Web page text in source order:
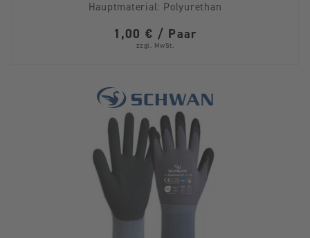
Hauptmaterial: Polyurethan
1,00 € / Paar
zzgl. MwSt.